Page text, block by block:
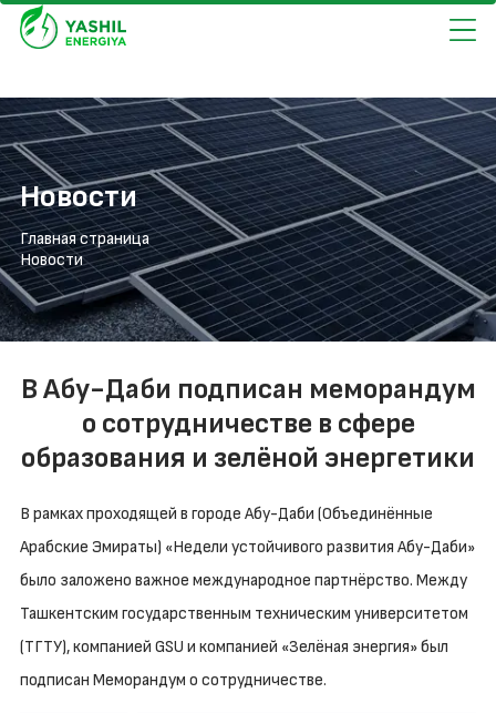
Новости
Главная страница
Новости
В Абу-Даби подписан меморандум
о сотрудничестве в сфере
образования и зелёной энергетики
В рамках проходящей в городе Абу-Даби (Объединённые
Арабские Эмираты) «Недели устойчивого развития Абу-Даби»
было заложено важное международное партнёрство. Между
Ташкентским государственным техническим университетом
(ТГТУ), компанией GSU и компанией «Зелёная энергия» был
подписан Меморандум о сотрудничестве.